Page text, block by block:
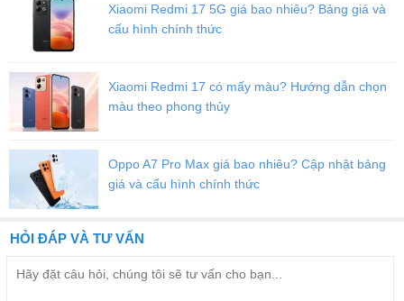
Xiaomi Redmi 17 5G giá bao nhiêu? Bảng giá và
cấu hình chính thức
Xiaomi Redmi 17 có mấy màu? Hướng dẫn chọn
màu theo phong thủy
Oppo A7 Pro Max giá bao nhiêu? Cập nhật bảng
giá và cấu hình chính thức
HỎI ĐÁP VÀ TƯ VẤN